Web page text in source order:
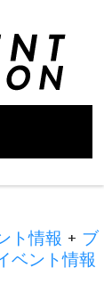
ト情報 + ブ
ベント情報